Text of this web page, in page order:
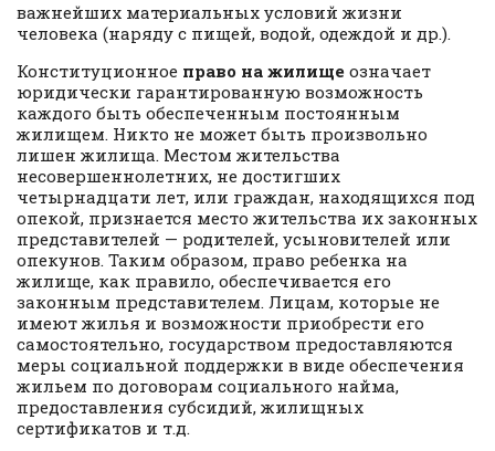
важнейших материальных условий жизни
человека (наряду с пищей, водой, одеждой и др.).
Конституционное право на жилище означает
юридически гарантированную возможность
каждого быть обеспеченным постоянным
жилищем. Никто не может быть произвольно
лишен жилища. Местом жительства
несовершеннолетних, не достигших
четырнадцати лет, или граждан, находящихся под
опекой, признается место жительства их законных
представителей — родителей, усыновителей или
опекунов. Таким образом, право ребенка на
жилище, как правило, обеспечивается его
законным представителем. Лицам, которые не
имеют жилья и возможности приобрести его
самостоятельно, государством предоставляются
меры социальной поддержки в виде обеспечения
жильем по договорам социального найма,
предоставления субсидий, жилищных
сертификатов и т.д.